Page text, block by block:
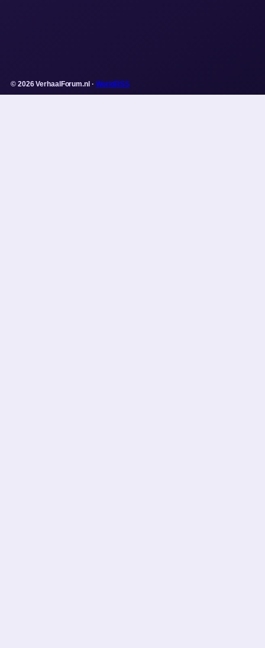
© 2026 VerhaalForum.nl · WorldRSS